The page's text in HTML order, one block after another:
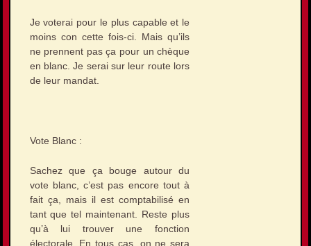
Je voterai pour le plus capable et le
moins con cette fois-ci. Mais qu’ils
ne prennent pas ça pour un chèque
en blanc. Je serai sur leur route lors
de leur mandat.
Vote Blanc :
Sachez que ça bouge autour du
vote blanc, c’est pas encore tout à
fait ça, mais il est comptabilisé en
tant que tel maintenant. Reste plus
qu’à lui trouver une fonction
électorale. En tous cas, on ne sera